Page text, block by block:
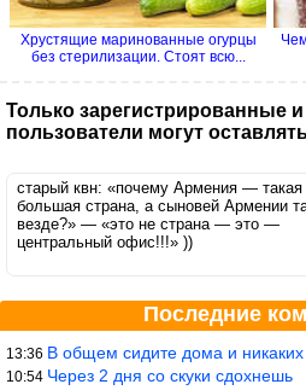
Хрустящие маринованные огурцы
без стерилизации. Стоят всю...
Только зарегистрированные
пользователи могут
старый квн: «почему Армения — такая
большая страна, а сыновей Армении
везде?» — «это не страна — это —
центральный офис!!!» ))
Последние
13:36 В общем сидите дома и никаких
10:54 Через 2 дня со скуки сдохнешь